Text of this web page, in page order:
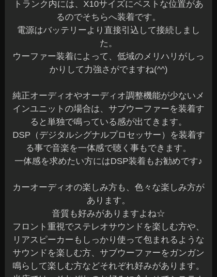
る事で音楽を一体感で聴く事もできます。
一体感を求めたい方にはDSP装着もお勧めです♪
カーオーディオの楽しみ方も、色々な楽しみ方が
あります。
音質も好みがありますよね☆
リアスピーカーもしっかり使って包まれるような
サウンドを楽しむ方、サブウーファーをガンガン
鳴らして楽しむ方などそれぞれ好みがあります。
当店では、それぞれのお好みに合わせてシステム
を提案しています。
さい(^^)b
スピーカーユニット変更からでもお気軽にどうぞ♪
本日もご予約作業を含め全て完了しました。
明日も元気に営業していますのでご来店お待ちし
てます☆